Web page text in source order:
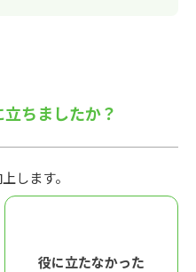
ちましたか？
します。
役に立たなかった